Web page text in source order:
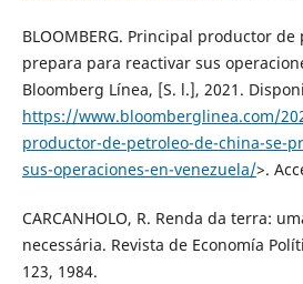
BLOOMBERG. Principal productor
prepara para reactivar sus
Bloomberg Línea, [S. l.], 2021.
https://www.bloomberglinea.com/
productor-de-petroleo-de-china-se-
sus-operaciones-en-venezuela/>.
CARCANHOLO, R. Renda da terra:
necessária. Revista de Economía
123, 1984.